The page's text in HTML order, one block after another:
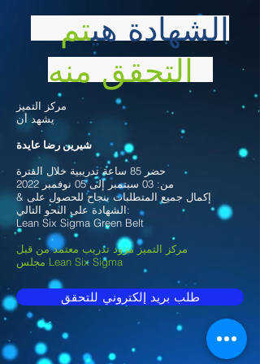
الشهادة هيتم
مركز التميز
يشهد أن
شيرين رضا عايدة
حضر 85 ساعة تدريبية خلال الفترة
من: 03 سبتمبر إلى 05 نوفمبر 2022
& إكمال جميع المتطلبات بنجاح للحصول على
الشهادة على النحو التالي:
Lean Six Sigma Green Belt
مركز التميز مزود تدريب معتمد من قبل
مجلس Lean Six Sigma
طلب بريد إلكتروني للتحقق